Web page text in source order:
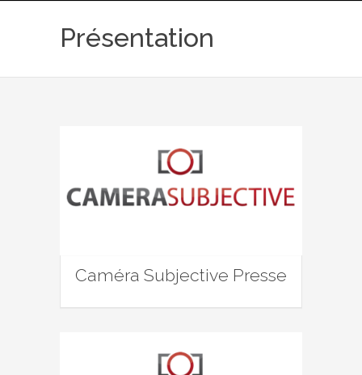
Présentation
Caméra Subjective Presse